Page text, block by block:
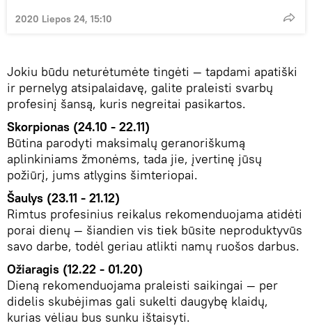
2020 Liepos 24, 15:10
Jokiu būdu neturėtumėte tingėti — tapdami apatiški
ir pernelyg atsipalaidavę, galite praleisti svarbų
profesinį šansą, kuris negreitai pasikartos.
Skorpionas (24.10 - 22.11)
Būtina parodyti maksimalų geranoriškumą
aplinkiniams žmonėms, tada jie, įvertinę jūsų
požiūrį, jums atlygins šimteriopai.
Šaulys (23.11 - 21.12)
Rimtus profesinius reikalus rekomenduojama atidėti
porai dienų — šiandien vis tiek būsite neproduktyvūs
savo darbe, todėl geriau atlikti namų ruošos darbus.
Ožiaragis (12.22 - 01.20)
Dieną rekomenduojama praleisti saikingai — per
didelis skubėjimas gali sukelti daugybę klaidų,
kurias vėliau bus sunku ištaisyti.